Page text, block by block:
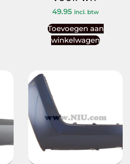
49.95 incl. btw
Toevoegen aan
winkelwagen